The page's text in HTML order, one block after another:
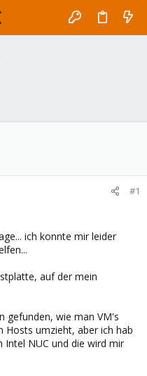
#1
ich konnte mir leider
auf der mein
gefunden, wie man VM's
Hosts umzieht, aber ich hab
Intel NUC und die wird mir